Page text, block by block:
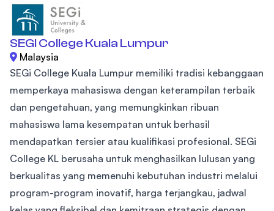
SEGI College Kuala Lumpur
Malaysia
SEGi College Kuala Lumpur memiliki tradisi kebanggaan
memperkaya mahasiswa dengan keterampilan terbaik
dan pengetahuan, yang memungkinkan ribuan
mahasiswa lama kesempatan untuk berhasil
mendapatkan tersier atau kualifikasi profesional. SEGi
College KL berusaha untuk menghasilkan lulusan yang
berkualitas yang memenuhi kebutuhan industri melalui
program-program inovatif, harga terjangkau, jadwal